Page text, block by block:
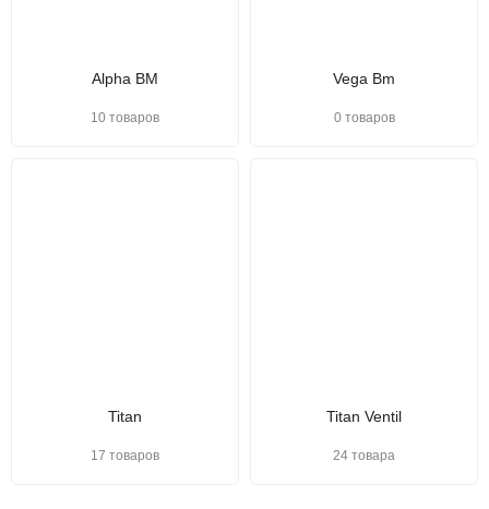
Alpha BM
10 товаров
Vega Bm
0 товаров
Titan
17 товаров
Titan Ventil
24 товара